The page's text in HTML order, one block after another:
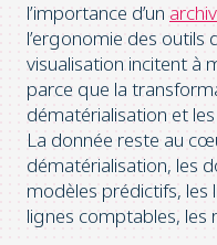
l’importance d’un
l’ergonomie des outils
visualisation incitent à
parce que la
dématérialisation et
La donnée reste au
dématérialisation, les
modèles prédictifs, les
lignes comptables, les